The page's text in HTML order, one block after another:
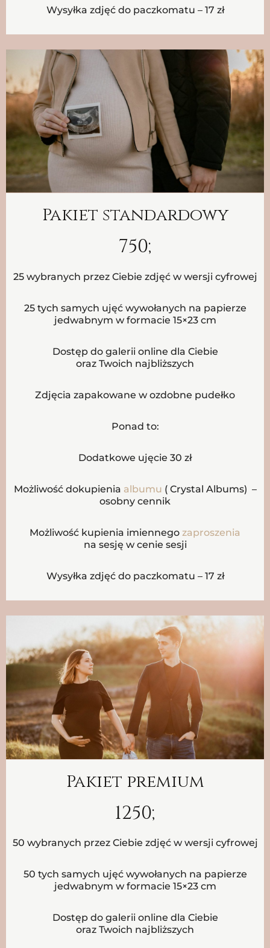
Wysyłka zdjęć do paczkomatu – 17 zł
Pakiet standardowy
750;
25 wybranych przez Ciebie zdjęć w wersji cyfrowej
25 tych samych ujęć wywołanych na papierze
jedwabnym w formacie 15×23 cm
Dostęp do galerii online dla Ciebie
oraz Twoich najbliższych
Zdjęcia zapakowane w ozdobne pudełko
Ponad to:
Dodatkowe ujęcie 30 zł
Możliwość dokupienia albumu ( Crystal Albums) –
osobny cennik
Możliwość kupienia imiennego zaproszenia
na sesję w cenie sesji
Wysyłka zdjęć do paczkomatu – 17 zł
Pakiet premium
1250;
50 wybranych przez Ciebie zdjęć w wersji cyfrowej
50 tych samych ujęć wywołanych na papierze
jedwabnym w formacie 15×23 cm
Dostęp do galerii online dla Ciebie
oraz Twoich najbliższych